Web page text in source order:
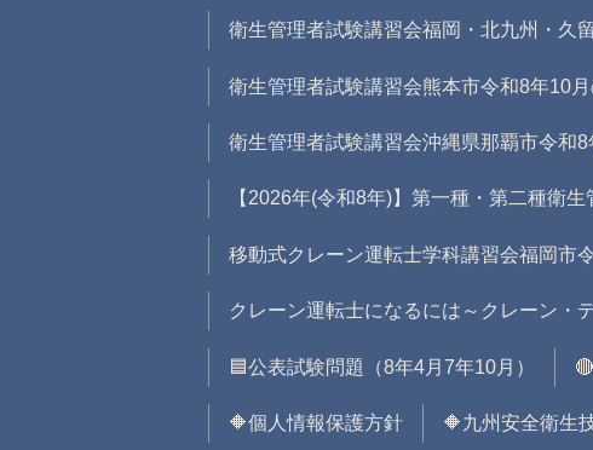
衛生管理者試験講習会福岡・北九州・久
衛生管理者試験講習会熊本市令和8年10
衛生管理者試験講習会沖縄県那覇市令和
【2026年(令和8年)】第一種・第二種衛
移動式クレーン運転士学科講習会福岡市
クレーン運転士になるには～クレーン・
🟦公表試験問題（8年4月7年10月）
🔶個人情報保護方針 🔶九州安全衛生